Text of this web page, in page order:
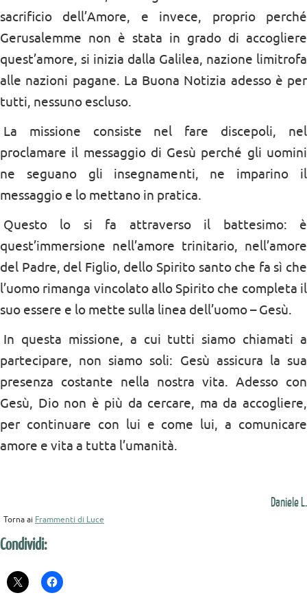
sacrificio dell’Amore, e invece, proprio perché
Gerusalemme non è stata in grado di accogliere
quest’amore, si inizia dalla Galilea, nazione limitrofa
alle nazioni pagane. La Buona Notizia adesso è per
tutti, nessuno escluso.
La missione consiste nel fare discepoli, nel
proclamare il messaggio di Gesù perché gli uomini
ne seguano gli insegnamenti, ne imparino il
messaggio e lo mettano in pratica.
Questo lo si fa attraverso il battesimo: è
quest’immersione nell’amore trinitario, nell’amore
del Padre, del Figlio, dello Spirito santo che fa sì che
l’uomo rimanga vincolato allo Spirito che completa il
suo essere e lo mette sulla linea dell’uomo – Gesù.
In questa missione, a cui tutti siamo chiamati a
partecipare, non siamo soli: Gesù assicura la sua
presenza costante nella nostra vita. Adesso con
Gesù, Dio non è più da cercare, ma da accogliere,
per continuare con lui e come lui, a comunicare
amore e vita a tutta l’umanità.
Daniele L.
Torna ai Frammenti di Luce
Condividi: